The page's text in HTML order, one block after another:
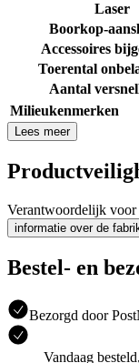
Laser
Boorkop-
Accessoires
Toerental
Aantal
Milieukenmerken
Lees meer
Verantwoordelijk
informatie over de
Bestel- en
Bezorgd door
Vandaag